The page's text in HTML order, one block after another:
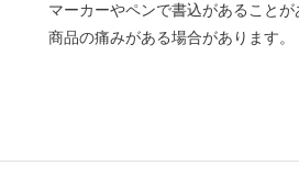
マーカーやペンで書込があることが
商品の痛みがある場合があります。